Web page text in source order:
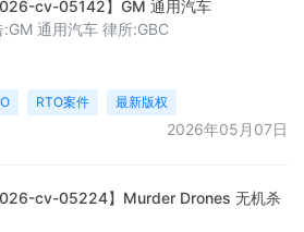
cv-05142】GM 通用汽车
:GM 通用汽车 律所:GBC
RTO案件 最新版权
2026年05月07日
cv-05224】Murder Drones 无机杀